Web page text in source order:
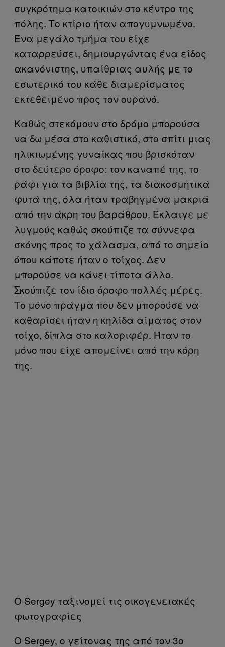
συγκρότημα κατοικιών στο κέντρο της
πόλης. Το κτίριο ήταν απογυμνωμένο.
Ένα μεγάλο τμήμα του είχε
καταρρεύσει, δημιουργώντας ένα είδος
ακανόνιστης, υπαίθριας αυλής με το
εσωτερικό του κάθε διαμερίσματος
εκτεθειμένο προς τον ουρανό.
Καθώς στεκόμουν στο δρόμο μπορούσα
να δω μέσα στο καθιστικό, στο σπίτι μιας
ηλικιωμένης γυναίκας που βρισκόταν
στο δεύτερο όροφο: τον καναπέ της, το
ράφι για τα βιβλία της, τα διακοσμητικά
φυτά της, όλα ήταν τραβηγμένα μακριά
από την άκρη του βαράθρου. Έκλαιγε με
λυγμούς καθώς σκούπιζε τα σύννεφα
σκόνης προς το χάλασμα, από το σημείο
όπου κάποτε ήταν ο τοίχος. Δεν
μπορούσε να κάνει τίποτα άλλο.
Σκούπιζε τον ίδιο όροφο πολλές μέρες.
Το μόνο πράγμα που δεν μπορούσε να
καθαρίσει ήταν η κηλίδα αίματος στον
τοίχο, δίπλα στο καλοριφέρ. Ήταν το
μόνο που είχε απομείνει από την κόρη
της.
Ο Sergey ταξινομεί τις οικογενειακές
φωτογραφίες
Ο Sergey, ο γείτονας της από τον 3ο